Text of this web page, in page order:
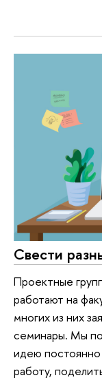
Свести
Проектные
работают на
многих из них
семинары. Мы
идею
работу,